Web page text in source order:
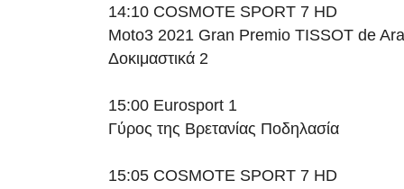
14:10 COSMOTE SPORT 7 HD
Moto3 2021 Gran Premio TISSOT de
Δοκιμαστικά 2
15:00 Eurosport 1
Γύρος της Βρετανίας Ποδηλασία
15:05 COSMOTE SPORT 7 HD